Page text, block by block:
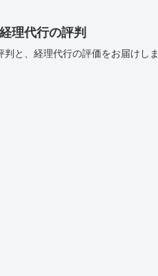
理代行の評判
と、経理代行の評価をお届けしま